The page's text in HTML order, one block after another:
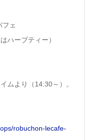
ェ
ハーブティー）
ムより（14:30～）。
robuchon-lecafe-